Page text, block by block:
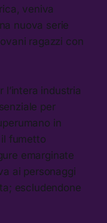
veniva
nuova serie
ragazzi con
l’intera industria
per
in
fumetto
emarginate
ai personaggi
escludendone